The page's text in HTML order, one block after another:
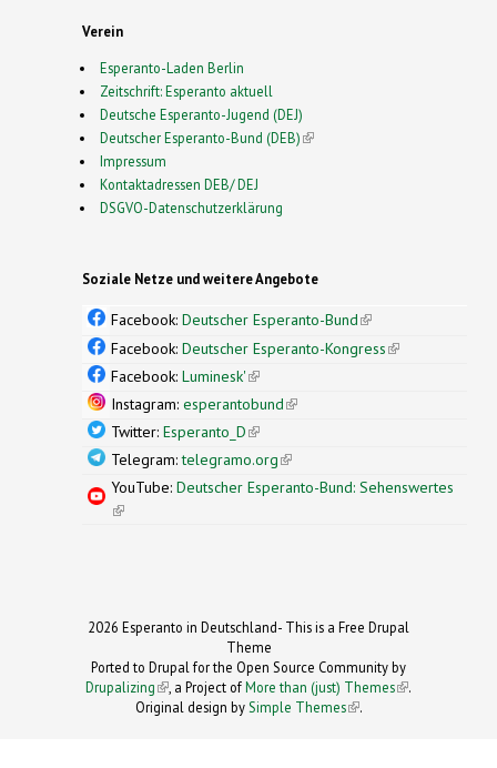
Verein
Esperanto-Laden Berlin
Zeitschrift: Esperanto aktuell
Deutsche Esperanto-Jugend (DEJ)
Deutscher Esperanto-Bund (DEB)(link is external)
Impressum
Kontaktadressen DEB/ DEJ
DSGVO-Datenschutzerklärung
Soziale Netze und weitere Angebote
Facebook: Deutscher Esperanto-Bund(link is
external)
Facebook: Deutscher Esperanto-Kongress(link is
Facebook: Luminesk'(link is external)
Instagram: esperantobund(link is external)
Twitter: Esperanto_D(link is external)
Telegram:telegramo.org(link is external)
YouTube: Deutscher Esperanto-Bund: Sehenswertes
(link is external)
2026 Esperanto in Deutschland- This is a Free Drupal
Theme
Ported to Drupal for the Open Source Community by
Drupalizing(link is external)
, a Project ofMore than (just) Themes (link is
.
Original design bySimple Themes
(link is
.